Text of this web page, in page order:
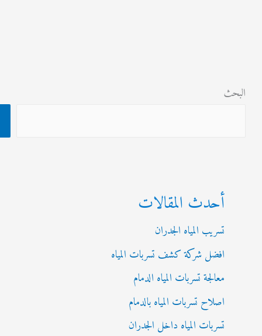
أحدث المقالات
تسريب المياه الجدران
افضل شركة كشف تسربات المياه
معالجة تسربات المياه الدمام
اصلاح تسربات المياه بالدمام
تسربات المياه داخل الجدران